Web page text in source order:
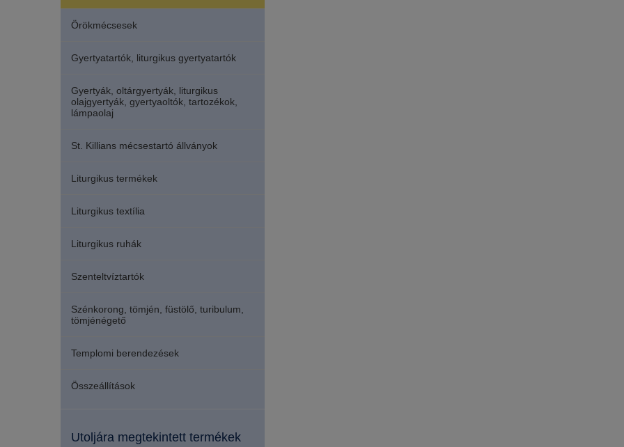
Örökmécsesek
Gyertyatartók, liturgikus gyertyatartók
Gyertyák, oltárgyertyák, liturgikus
olajgyertyák, gyertyaoltók, tartozékok,
lámpaolaj
St. Killians mécsestartó állványok
Liturgikus termékek
Liturgikus textília
Liturgikus ruhák
Szenteltvíztartók
Szénkorong, tömjén, füstölő, turibulum,
tömjénégető
Templomi berendezések
Összeállítások
Utoljára megtekintett termékek